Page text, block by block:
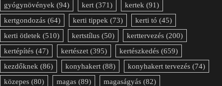
gyógynövények (94) kert (371) kertek (91)
kertgondozás (64) kerti tippek (73) kerti tó (45)
kerti ötletek (510) kertstílus (50) kerttervezés (200)
kertépítés (47) kertészet (395) kertészkedés (659)
kezdőknek (86) konyhakert (88) konyhakert tervezés (74)
közepes (80) magas (89) magaságyás (82)